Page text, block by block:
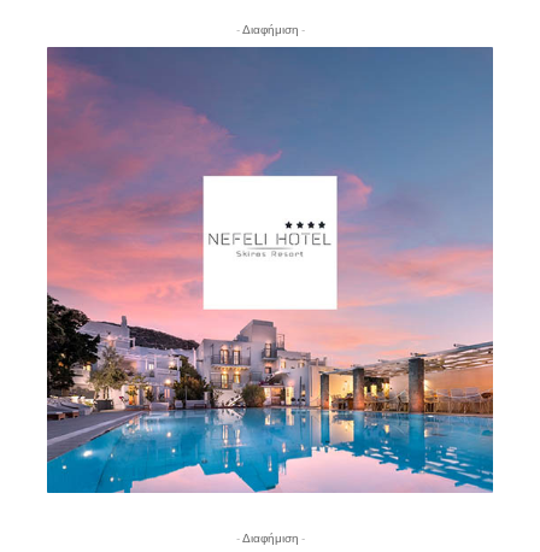
- Διαφήμιση -
- Διαφήμιση -